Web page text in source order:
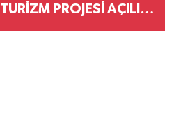
TURİZM PROJESİ AÇILIŞ